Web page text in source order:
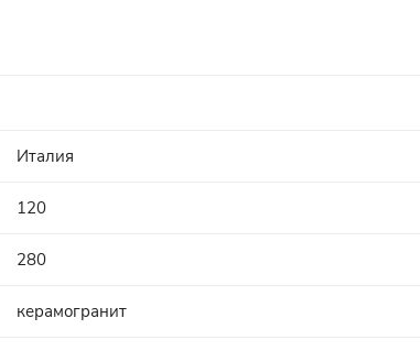
Италия
120
280
керамогранит